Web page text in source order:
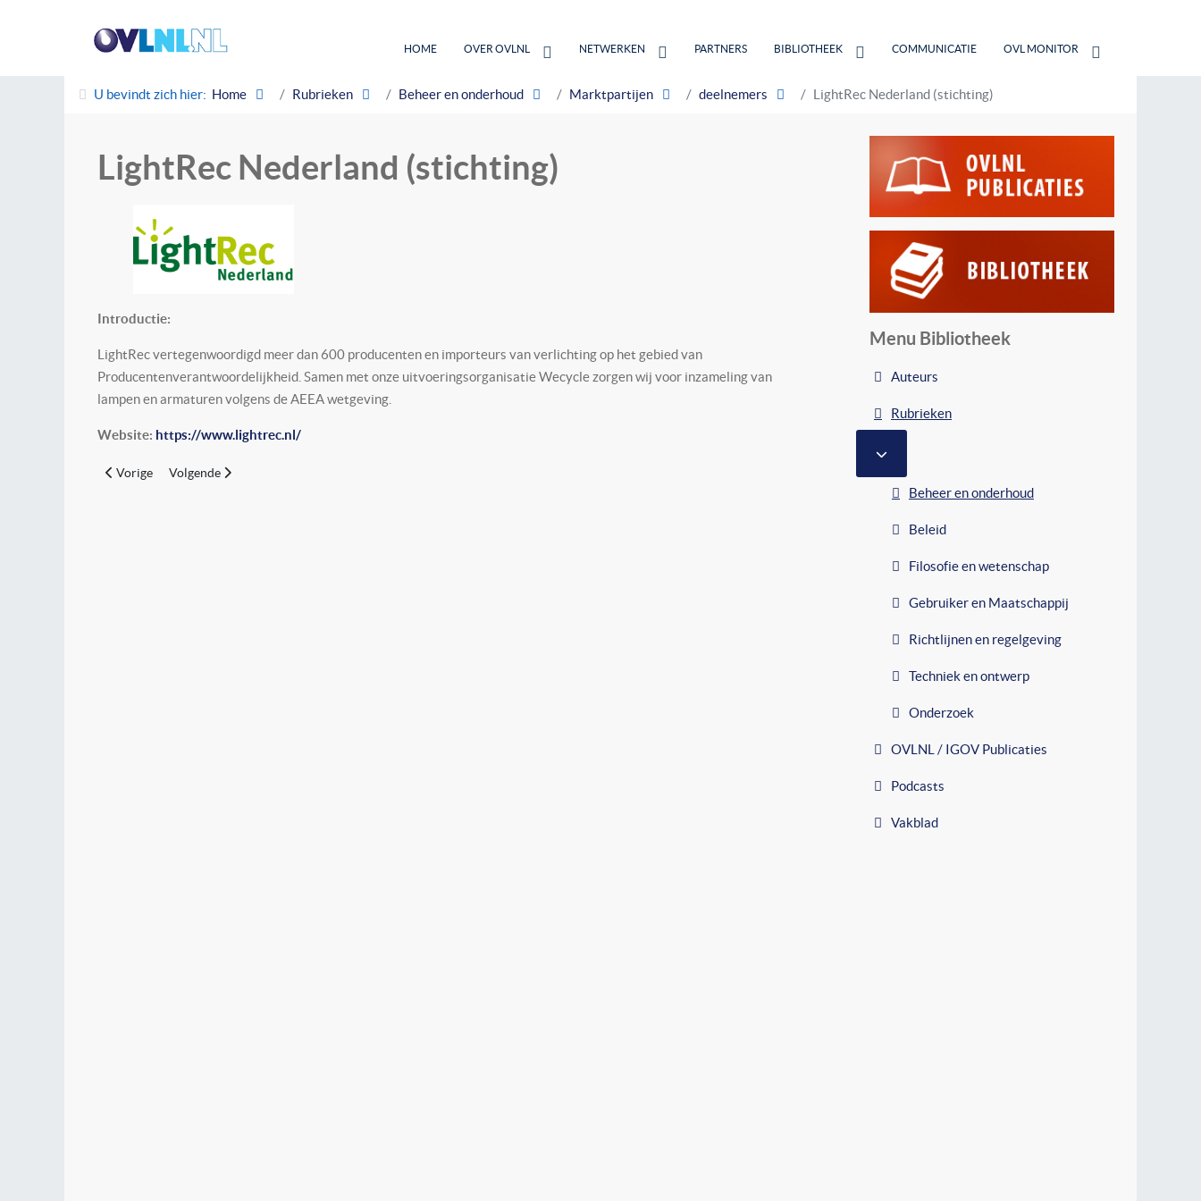
HOME OVER OVLNL NETWERKEN PARTNERS BIBLIOTHEEK COMMUNICATIE OVL MONITOR
U bevindt zich hier: Home Rubrieken Beheer en onderhoud Marktpartijen deelnemers LightRec Nederland (stichting)
LightRec Nederland (stichting)
Introductie:
LightRec vertegenwoordigd meer dan 600 producenten en importeurs van verlichting op het gebied van
Producentenverantwoordelijkheid. Samen met onze uitvoeringsorganisatie Wecycle zorgen wij voor inzameling van
lampen en armaturen volgens de AEEA wetgeving.
Website: https://www.lightrec.nl/
Vorig artikel: Koning Willem I College
Vorige Volgende artikel: NSVV
Volgende
Menu Bibliotheek
Auteurs
Rubrieken
Beheer en onderhoud
Beleid
Filosofie en wetenschap
Gebruiker en Maatschappij
Richtlijnen en regelgeving
Techniek en ontwerp
Onderzoek
OVLNL / IGOV Publicaties
Podcasts
Vakblad